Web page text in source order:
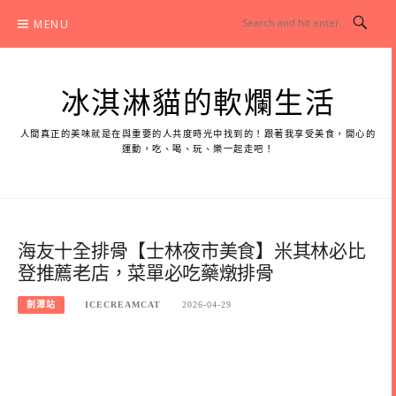
content
MENU
冰淇淋貓的軟爛生活
人間真正的美味就是在與重要的人共度時光中找到的！跟著我享受美食，開心的
運動，吃、喝、玩、樂一起走吧！
海友十全排骨【士林夜市美食】米其林必比
登推薦老店，菜單必吃藥燉排骨
劍潭站 ICECREAMCAT 2026-04-29